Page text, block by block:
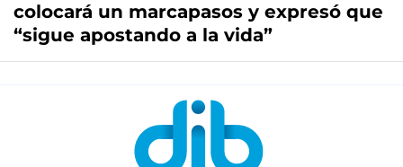
colocará un marcapasos y expresó que
“sigue apostando a la vida”